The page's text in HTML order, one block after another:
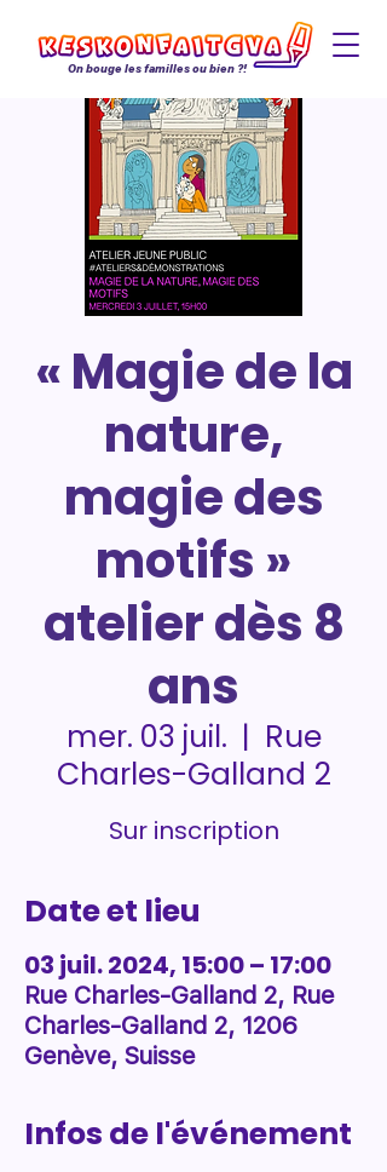
On bouge les familles ou bien ?!
« Magie de la
nature,
magie des
motifs »
atelier dès 8
ans
mer. 03 juil.
  |
Rue
Charles-Galland 2
Sur inscription
Date et lieu
03 juil. 2024, 15:00 – 17:00
Rue Charles-Galland 2, Rue
Charles-Galland 2, 1206
Genève, Suisse
Infos de l'événement